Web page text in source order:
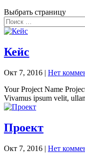
Выбрать страницу
Кейс
Окт 7, 2016 | Нет
Your Project Name
Vivamus ipsum velit,
Проект
Окт 7, 2016 | Нет